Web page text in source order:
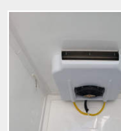
equipamento Os equipamentos